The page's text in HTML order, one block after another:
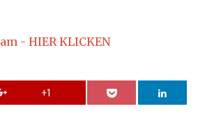
- HIER KLICKEN
+1